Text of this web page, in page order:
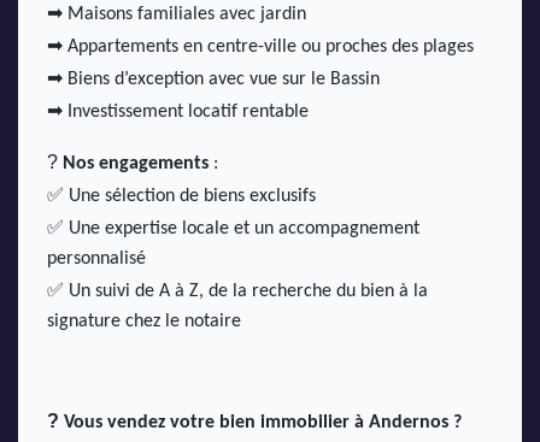
➡ Maisons familiales avec jardin
➡ Appartements en centre-ville ou proches des plages
➡ Biens d’exception avec vue sur le Bassin
➡ Investissement locatif rentable
? Nos engagements :
✅ Une sélection de biens exclusifs
✅ Une expertise locale et un accompagnement
personnalisé
✅ Un suivi de A à Z, de la recherche du bien à la
signature chez le notaire
? Vous vendez votre bien immobilier à Andernos ?